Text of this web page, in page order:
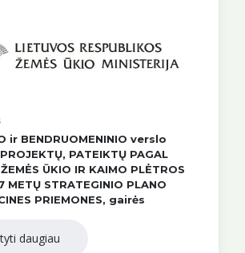
ir BENDRUOMENINIO verslo
PATEIKTŲ PAGAL
ŪKIO IR KAIMO PLĖTROS
STRATEGINIO PLANO
PRIEMONES, gairės
daugiau